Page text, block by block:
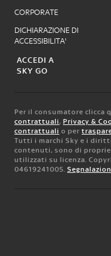
CORPORATE
DICHIARAZIONE DI
ACCESSIBILITA'
ACCEDI A
SKY GO
Per il consumatore clicca
contrattuali, Privacy &
contrattuali o per
Tutti i marchi Sky e i
contenuti, sono di
utilizzati su licenza.
04619241005.